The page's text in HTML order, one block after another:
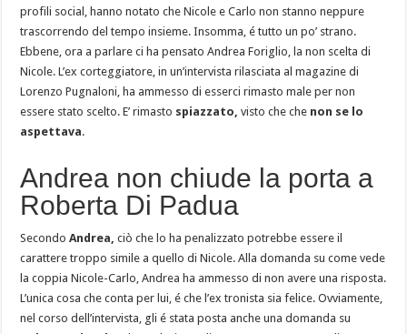
profili social, hanno notato che Nicole e Carlo non stanno neppure
trascorrendo del tempo insieme. Insomma, é tutto un po’ strano.
Ebbene, ora a parlare ci ha pensato Andrea Foriglio, la non scelta di
Nicole. L’ex corteggiatore, in un’intervista rilasciata al magazine di
Lorenzo Pugnaloni, ha ammesso di esserci rimasto male per non
essere stato scelto. E’ rimasto spiazzato, visto che che non se lo
aspettava.
Andrea non chiude la porta a
Roberta Di Padua
SecondoAndrea, ciò che lo ha penalizzato potrebbe essere il
carattere troppo simile a quello di Nicole. Alla domanda su come vede
la coppia Nicole-Carlo, Andrea ha ammesso di non avere una risposta.
L’unica cosa che conta per lui, é che l’ex tronista sia felice. Ovviamente,
nel corso dell’intervista, gli é stata posta anche una domanda su